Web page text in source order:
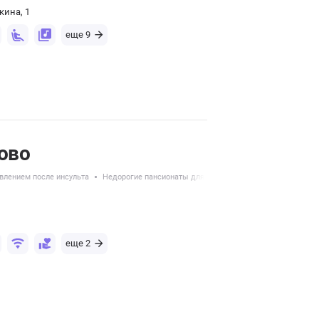
1
еще 9
после инсульта Недорогие пансионаты для пожилых
еще 2